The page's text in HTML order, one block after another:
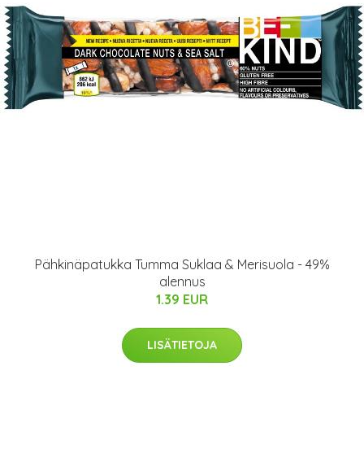
Pähkinäpatukka Tumma Suklaa & Merisuola - 49%
alennus
1.39 EUR
LISÄTIETOJA